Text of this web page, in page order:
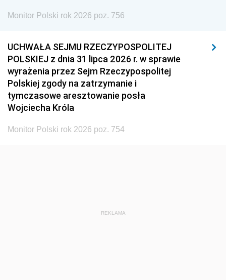
Monitor Polski rok 2026 poz. 756
UCHWAŁA SEJMU RZECZYPOSPOLITEJ
POLSKIEJ z dnia 31 lipca 2026 r. w sprawie
wyrażenia przez Sejm Rzeczypospolitej
Polskiej zgody na zatrzymanie i
tymczasowe aresztowanie posła
Wojciecha Króla
Monitor Polski rok 2026 poz. 754
REKLAMA